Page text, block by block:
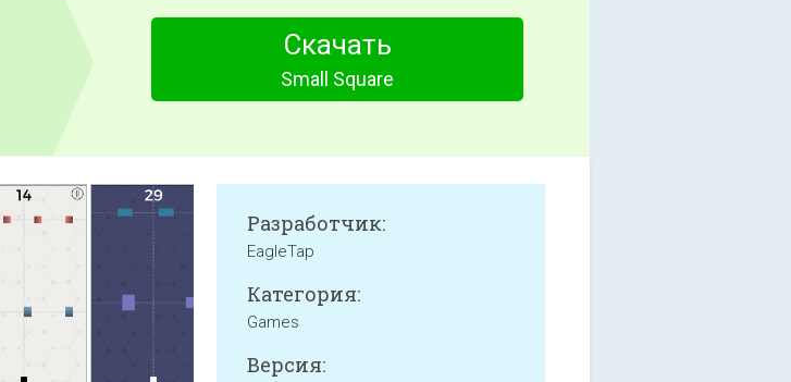
Скачать
Small Square
Разработчик:
EagleTap
Категория:
Games
Версия: